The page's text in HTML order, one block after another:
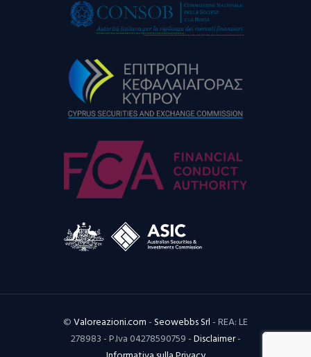
©Valoreazioni.com-Seowebbs Srl- REA: LE
278983 - P.Iva 04278590759 -Disclaimer-